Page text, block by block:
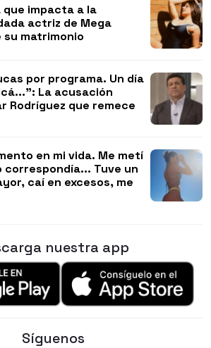
impacta a la
actriz de Mega
matrimonio
por programa. Un día
La acusación
Rodríguez que remece
en mi vida. Me metí
correspondía... Tuve un
caí en excesos, me
nuestra app
Síguenos